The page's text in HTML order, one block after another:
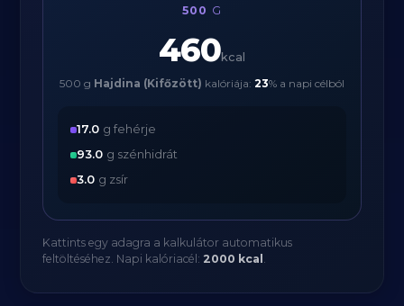
500 G
460kcal
500 g Hajdina (Kifőzött) kalóriája: 23% a napi célból
17.0 g fehérje
93.0 g szénhidrát
3.0 g zsír
Kattints egy adagra a kalkulátor automatikus
feltöltéséhez. Napi kalóriacél: 2000 kcal .